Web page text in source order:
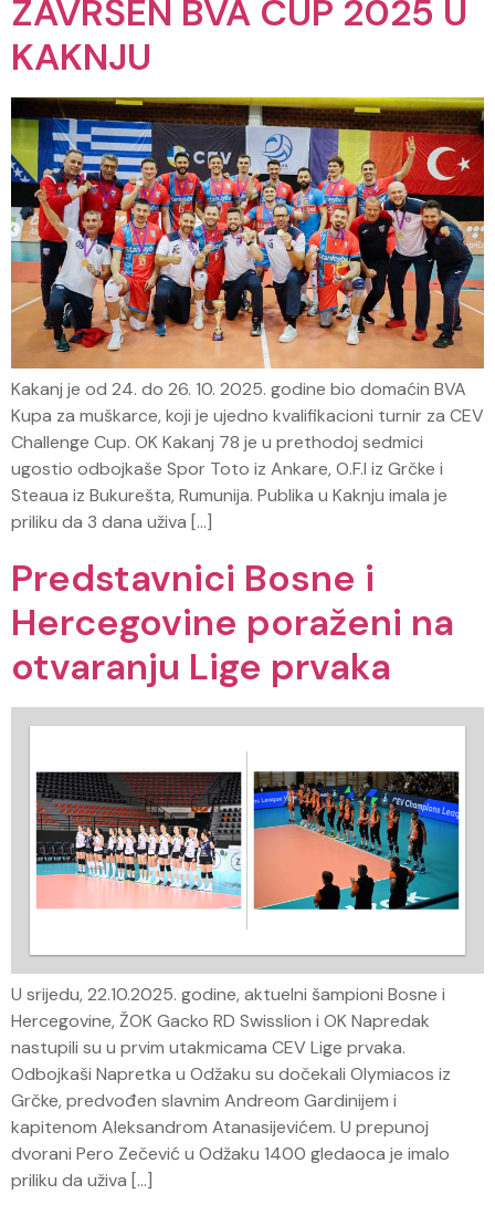
ZAVRŠEN BVA CUP 2025 U
KAKNJU
Kakanj je od 24. do 26. 10. 2025. godine bio domaćin BVA
Kupa za muškarce, koji je ujedno kvalifikacioni turnir za CEV
Challenge Cup. OK Kakanj 78 je u prethodoj sedmici
ugostio odbojkaše Spor Toto iz Ankare, O.F.I iz Grčke i
Steaua iz Bukurešta, Rumunija. Publika u Kaknju imala je
priliku da 3 dana uživa […]
Predstavnici Bosne i
Hercegovine poraženi na
otvaranju Lige prvaka
U srijedu, 22.10.2025. godine, aktuelni šampioni Bosne i
Hercegovine, ŽOK Gacko RD Swisslion i OK Napredak
nastupili su u prvim utakmicama CEV Lige prvaka.
Odbojkaši Napretka u Odžaku su dočekali Olymiacos iz
Grčke, predvođen slavnim Andreom Gardinijem i
kapitenom Aleksandrom Atanasijevićem. U prepunoj
dvorani Pero Zečević u Odžaku 1400 gledaoca je imalo
priliku da uživa […]